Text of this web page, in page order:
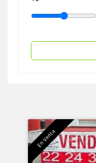
En Venta